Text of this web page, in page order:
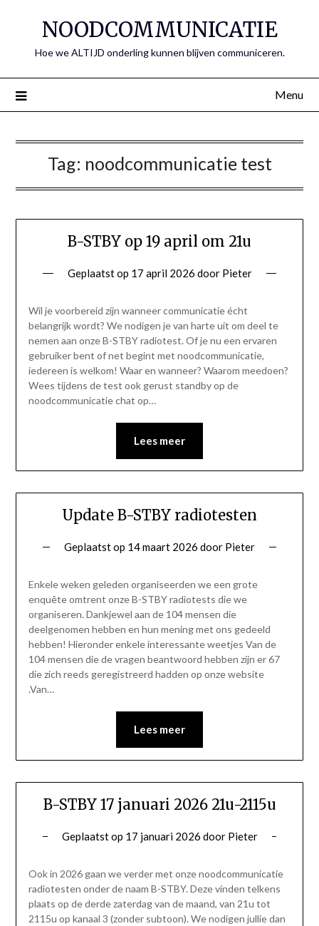
NOODCOMMUNICATIE
Hoe we ALTIJD onderling kunnen blijven communiceren.
Menu
Tag: noodcommunicatie test
B-STBY op 19 april om 21u
Geplaatst op 17 april 2026 door Pieter
Wil je voorbereid zijn wanneer communicatie écht
belangrijk wordt? We nodigen je van harte uit om deel te
nemen aan onze B-STBY radiotest. Of je nu een ervaren
gebruiker bent of net begint met noodcommunicatie,
iedereen is welkom! Waar en wanneer? Waarom meedoen?
Wees tijdens de test ook gerust standby op de
noodcommunicatie chat op…
Lees meer
Update B-STBY radiotesten
Geplaatst op 14 maart 2026 door Pieter
Enkele weken geleden organiseerden we een grote
enquête omtrent onze B-STBY radiotests die we
organiseren. Dankjewel aan de 104 mensen die
deelgenomen hebben en hun mening met ons gedeeld
hebben! Hieronder enkele interessante weetjes Van de
104 mensen die de vragen beantwoord hebben zijn er 67
die zich reeds geregistreerd hadden op onze website
.Van…
Lees meer
B-STBY 17 januari 2026 21u-2115u
Geplaatst op 17 januari 2026 door Pieter
Ook in 2026 gaan we verder met onze noodcommunicatie
radiotesten onder de naam B-STBY. Deze vinden telkens
plaats op de derde zaterdag van de maand, van 21u tot
2115u op kanaal 3 (zonder subtoon). We nodigen jullie dan